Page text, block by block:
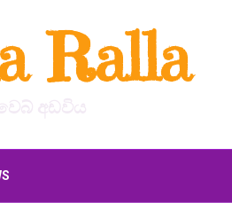
Ralla